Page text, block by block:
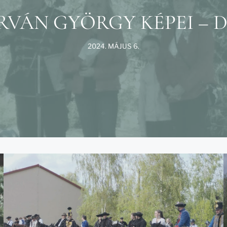
GYÖRGY KÉPEI –
2024. MÁJUS 6.